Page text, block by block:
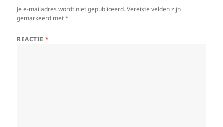
Je e-mailadres wordt niet gepubliceerd. Vereiste velden zijn
gemarkeerd met*
REACTIE*